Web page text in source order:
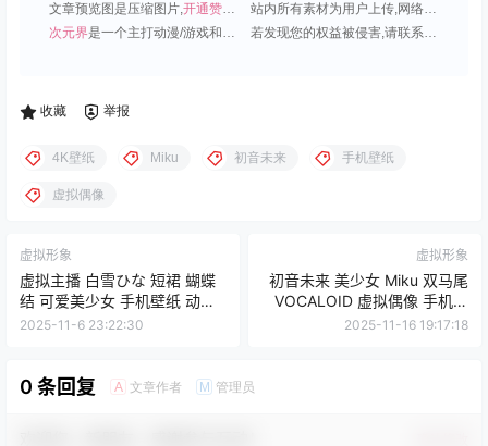
文章预览图是压缩图片,开通赞助会员 可免费下载超清原图;
站内所有素材为用户上传,网络分享或原创,请勿用于商业用途;
次元界是一个主打动漫/游戏和虚拟偶像角色的插画壁纸平台; 若发现您的权益被侵害,请联系QQ1815919191,我们尽快处理.
收藏 举报
4K壁纸 Miku 初音未来 手机壁纸
虚拟偶像
虚拟形象
虚拟主播 白雪ひな 短裙 蝴蝶
结 可爱美少女 手机壁纸 动漫
壁纸
2025-11-6 23:22:30
虚拟形象
初音未来 美少女 Miku 双马尾
VOCALOID 虚拟偶像 手机壁
纸 动漫壁纸
2025-11-16 19:17:18
0 条回复 A 文章作者 M 管理员